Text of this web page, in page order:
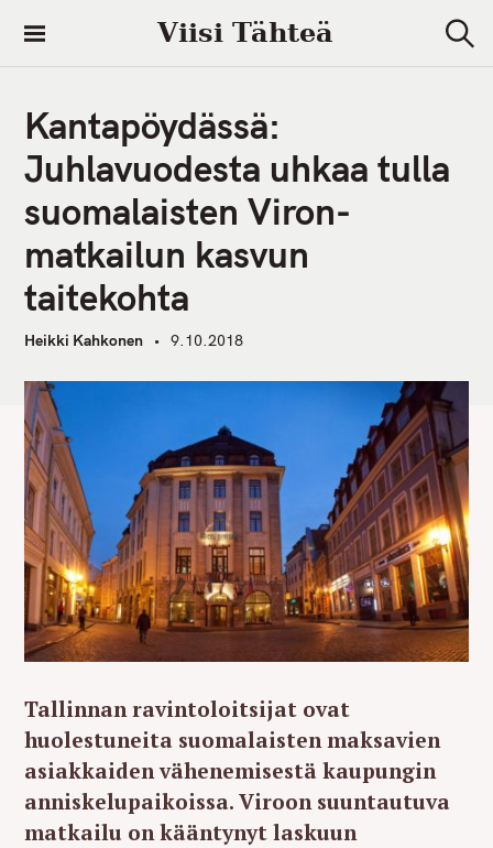
i
Viisi Tähteä
e
Kantapöydässä:
Juhlavuodesta uhkaa tulla
suomalaisten Viron-
matkailun kasvun
taitekohta
Heikki Kahkonen 9.10.2018
Tallinnan ravintoloitsijat ovat
huolestuneita suomalaisten maksavien
asiakkaiden vähenemisestä kaupungin
anniskelupaikoissa. Viroon suuntautuva
matkailu on kääntynyt laskuun